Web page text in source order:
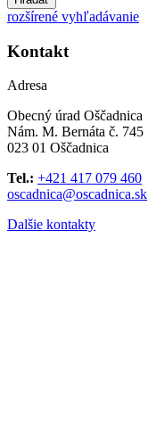
rozšírené vyhľadávanie
Kontakt
Adresa
Obecný úrad Oščadnica
Nám. M. Bernáta č. 745
023 01 Oščadnica
Tel.: +421 417 079 460
oscadnica@oscadnica.sk
Dalšie kontakty